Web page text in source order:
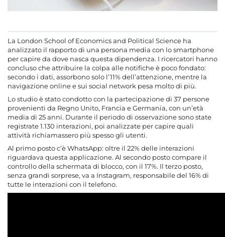
La London School of Economics and Political Science ha
analizzato il rapporto di una persona media con lo smartphone
per capire da dove nasca questa dipendenza. I ricercatori hanno
concluso che attribuire la colpa alle notifiche è poco fondato:
secondo i dati, assorbono solo l’11% dell’attenzione, mentre la
navigazione online e sui social network pesa molto di più.
Lo studio è stato condotto con la partecipazione di 37 persone
provenienti da Regno Unito, Francia e Germania, con un’età
media di 25 anni. Durante il periodo di osservazione sono state
registrate 1.130 interazioni, poi analizzate per capire quali
attività richiamassero più spesso gli utenti.
Al primo posto c’è WhatsApp: oltre il 22% delle interazioni
riguardava questa applicazione. Al secondo posto compare il
controllo della schermata di blocco, con il 17%. Il terzo posto,
senza grandi sorprese, va a Instagram, responsabile del 16% di
tutte le interazioni con il telefono.